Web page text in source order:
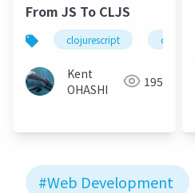
From JS To CLJS
clojurescript clojure
Kent
OHASHI
195
#Web Development